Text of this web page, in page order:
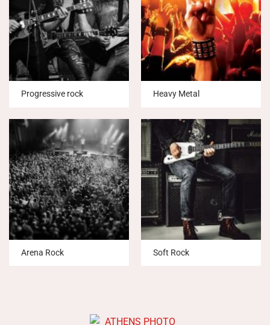
Progressive rock Heavy Metal
Arena Rock Soft Rock